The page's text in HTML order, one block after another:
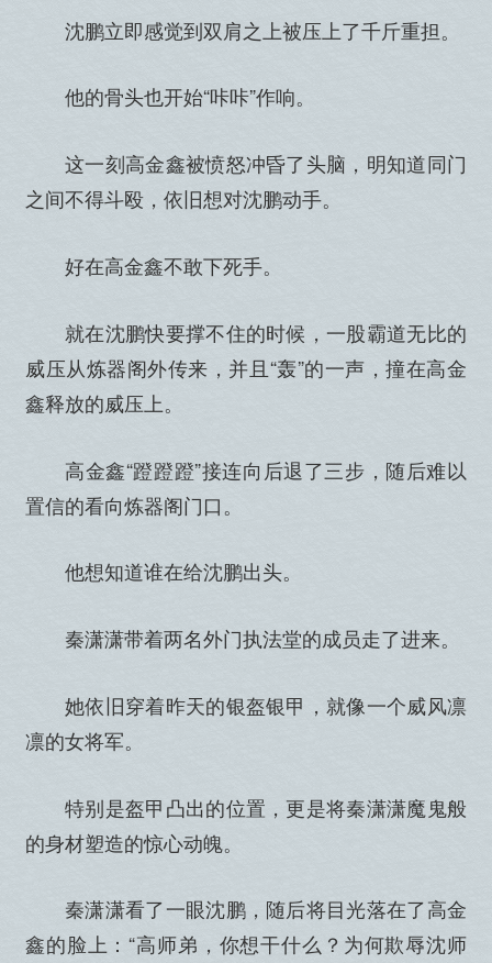
沈鹏立即感觉到双肩之上被压上了千斤重担。
他的骨头也开始“咔咔”作响。
这一刻高金鑫被愤怒冲昏了头脑，明知道同门
之间不得斗殴，依旧想对沈鹏动手。
好在高金鑫不敢下死手。
就在沈鹏快要撑不住的时候，一股霸道无比的
威压从炼器阁外传来，并且“轰”的一声，撞在高金
鑫释放的威压上。
高金鑫“蹬蹬蹬”接连向后退了三步，随后难以
置信的看向炼器阁门口。
他想知道谁在给沈鹏出头。
秦潇潇带着两名外门执法堂的成员走了进来。
她依旧穿着昨天的银盔银甲，就像一个威风凛
凛的女将军。
特别是盔甲凸出的位置，更是将秦潇潇魔鬼般
的身材塑造的惊心动魄。
秦潇潇看了一眼沈鹏，随后将目光落在了高金
鑫的脸上：“高师弟，你想干什么？为何欺辱沈师